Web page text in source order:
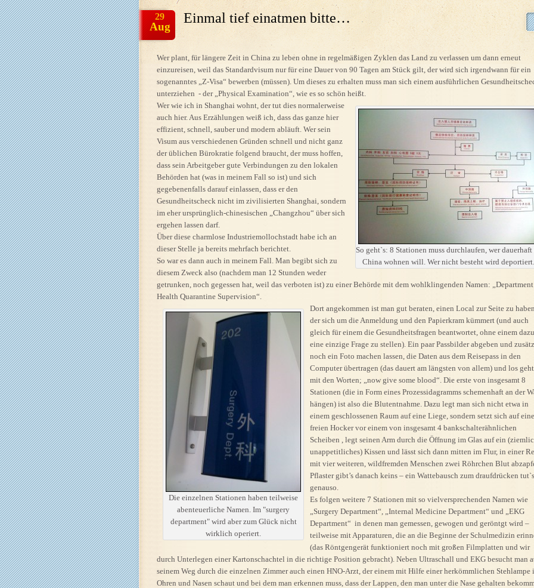
Einmal tief einatmen bitte…
29
Aug
Wer plant, für längere Zeit in China zu leben ohne in regelmäßigen Zyklen das Land zu verlassen um dann erneut
einzureisen, weil das Standardvisum nur für eine Dauer von 90 Tagen am Stück gilt, der wird sich irgendwann für ein
sogenanntes „Z-Visa“ bewerben (müssen). Um dieses zu erhalten muss man sich einem ausführlichen
unterziehen - der „Physical Examination“, wie es so schön heißt.
So geht`s: 8 Stationen muss durchlaufen, wer dauerhaft
China wohnen will. Wer nicht besteht wird deportiert.
Wer wie ich in Shanghai wohnt, der tut dies normalerweise
auch hier. Aus Erzählungen weiß ich, dass das ganze hier
effizient, schnell, sauber und modern abläuft. Wer sein
Visum aus verschiedenen Gründen schnell und nicht ganz
der üblichen Bürokratie folgend braucht, der muss hoffen,
dass sein Arbeitgeber gute Verbindungen zu den lokalen
Behörden hat (was in meinem Fall so ist) und sich
gegebenenfalls darauf einlassen, dass er den
Gesundheitscheck nicht im zivilisierten Shanghai, sondern
im eher ursprünglich-chinesischen „Changzhou“ über sich
ergehen lassen darf.
Über diese charmlose Industriemollochstadt habe ich an
dieser Stelle ja bereits mehrfach berichtet.
So war es dann auch in meinem Fall. Man begibt sich zu
diesem Zweck also (nachdem man 12 Stunden weder
getrunken, noch gegessen hat, weil das verboten ist) zu einer Behörde mit dem wohlklingenden Namen:
Health Quarantine Supervision“.
Die einzelnen Stationen haben teilweise
abenteuerliche Namen. Im "surgery
department" wird aber zum Glück nicht
wirklich operiert.
Dort angekommen ist man gut beraten, einen Local zur Seite zu
der sich um die Anmeldung und den Papierkram kümmert (und auch
gleich für einem die Gesundheitsfragen beantwortet, ohne einem dazu
eine einzige Frage zu stellen). Ein paar Passbilder abgeben und
noch ein Foto machen lassen, die Daten aus dem Reisepass in den
Computer übertragen (das dauert am längsten von allem) und los
mit den Worten; „now give some blood“. Die erste von insgesamt 8
Stationen (die in Form eines Prozessidagramms schemenhaft an der
hängen) ist also die Blutentnahme. Dazu legt man sich nicht etwa in
einem geschlossenen Raum auf eine Liege, sondern setzt sich auf
freien Hocker vor einem von insgesamt 4 bankschalterähnlichen
Scheiben , legt seinen Arm durch die Öffnung im Glas auf ein
unappetitliches) Kissen und lässt sich dann mitten im Flur, in einer
mit vier weiteren, wildfremden Menschen zwei Röhrchen Blut
Pflaster gibt’s danach keins – ein Wattebausch zum draufdrücken tut`s
genauso.
Es folgen weitere 7 Stationen mit so vielversprechenden Namen wie
„Surgery Department“, „Internal Medicine Department“ und „EKG
Department“ in denen man gemessen, gewogen und geröntgt wird –
teilweise mit Apparaturen, die an die Beginne der Schulmedizin
(das Röntgengerät funktioniert noch mit großen Filmplatten und wir
durch Unterlegen einer Kartonschachtel in die richtige Position gebracht). Neben Ultraschall und EKG besucht man
seinem Weg durch die einzelnen Zimmer auch einen HNO-Arzt, der einem mit Hilfe einer herkömmlichen Stehlampe
Ohren und Nasen schaut und bei dem man erkennen muss, dass der Lappen, den man unter die Nase gehalten